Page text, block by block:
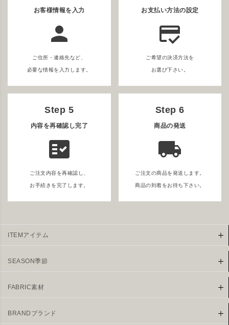
お客様情報を入力
person
ご住所・連絡先など、
必要な情報を入力します。
お支払い方法の設定
credit_score
ご希望の決済方法を
お選び下さい。
Step 5
内容を再確認し完了
fact_check
ご注文内容を再確認し、
お手続きを完了します。
Step 6
商品の発送
local_shipping
ご注文の商品を発送します。
商品の到着をお待ち下さい。
ITEMアイテム
SEASON季節
FABRIC素材
BRANDブランド